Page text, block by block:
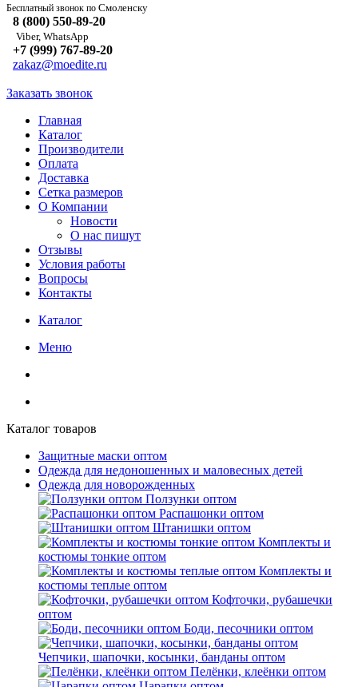
Бесплатный звонок по Смоленску
8 (800) 550-89-20
Viber, WhatsApp
+7 (999) 767-89-20
zakaz@moedite.ru
Заказать звонок
Главная
Каталог
Производители
Оплата
Доставка
Сетка размеров
О Компании
Новости
О нас пишут
Отзывы
Условия работы
Вопросы
Контакты
Каталог
Меню
Каталог товаров
Защитные маски оптом
Одежда для недоношенных и маловесных детей
Одежда для новорожденных
Ползунки оптом
Распашонки оптом
Штанишки оптом
Комплекты и
костюмы тонкие оптом
Комплекты и
костюмы теплые оптом
Кофточки, рубашечки
оптом
Боди, песочники оптом
Чепчики, шапочки, косынки, банданы оптом
Пелёнки, клеёнки оптом